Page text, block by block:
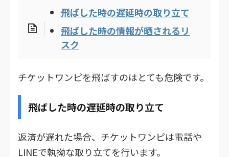
飛ばした時の遅延時の取り立て
飛ばした時の情報が晒されるリ
スク
チケットワンピを飛ばすのはとても危険です。
飛ばした時の遅延時の取り立て
返済が遅れた場合、チケットワンピは電話や
LINEで執拗な取り立てを行います。